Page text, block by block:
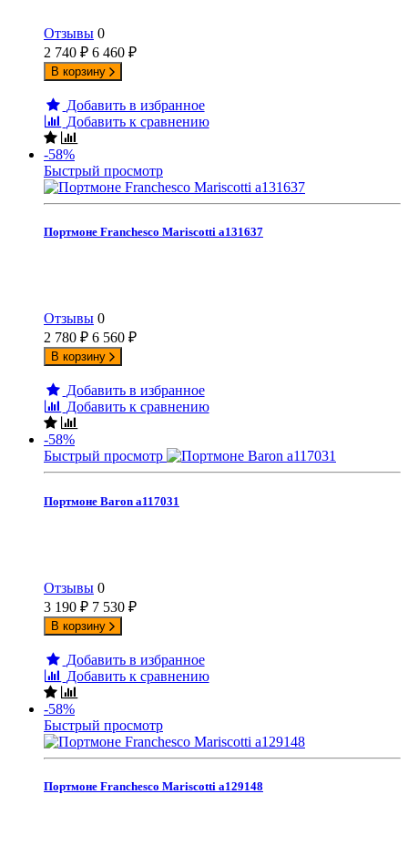
Отзывы 0
2 740 ₽ 6 460 ₽
В корзину
Добавить в избранное
Добавить к сравнению
-58%
Быстрый просмотр
Портмоне Franchesco Mariscotti а131637
Отзывы 0
2 780 ₽ 6 560 ₽
В корзину
Добавить в избранное
Добавить к сравнению
-58%
Быстрый просмотр
Портмоне Baron а117031
Отзывы 0
3 190 ₽ 7 530 ₽
В корзину
Добавить в избранное
Добавить к сравнению
-58%
Быстрый просмотр
Портмоне Franchesco Mariscotti а129148